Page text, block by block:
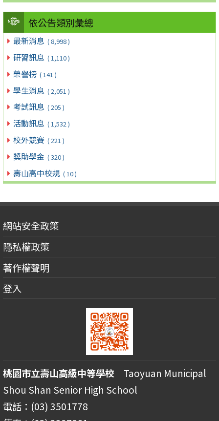
依公告類別彙總
最新消息 ( 8,998 )
研習訊息 ( 1,110 )
榮譽榜 ( 141 )
學生消息 ( 2,051 )
考試訊息 ( 205 )
活動訊息 ( 1,532 )
校外競賽 ( 221 )
獎助學金 ( 320 )
壽山高中校規 ( 10 )
網站安全政策
隱私權政策
著作權聲明
登入
桃園市立壽山高級中等學校 Taoyuan Municipal
Shou Shan Senior High School
電話：(03) 3501778